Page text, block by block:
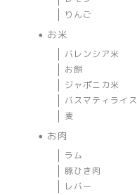
りんご
お米
バレンシア米
お餅
ジャポニカ米
バスマティライス
麦
お肉
ラム
豚ひき肉
レバー